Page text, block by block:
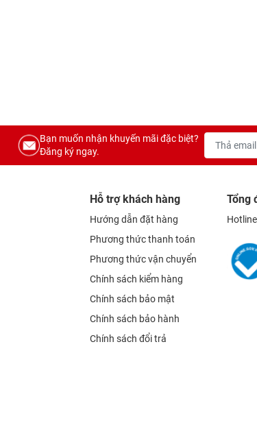
Bạn muốn nhận khuyến mãi đặc biệt?
Đăng ký ngay.
Hỗ trợ khách hàng
Hướng dẫn đặt hàng
Phương thức thanh toán
Phương thức vận chuyển
Chính sách kiểm hàng
Chính sách bảo mật
Chính sách bảo hành
Chính sách đổi trả
Tổng